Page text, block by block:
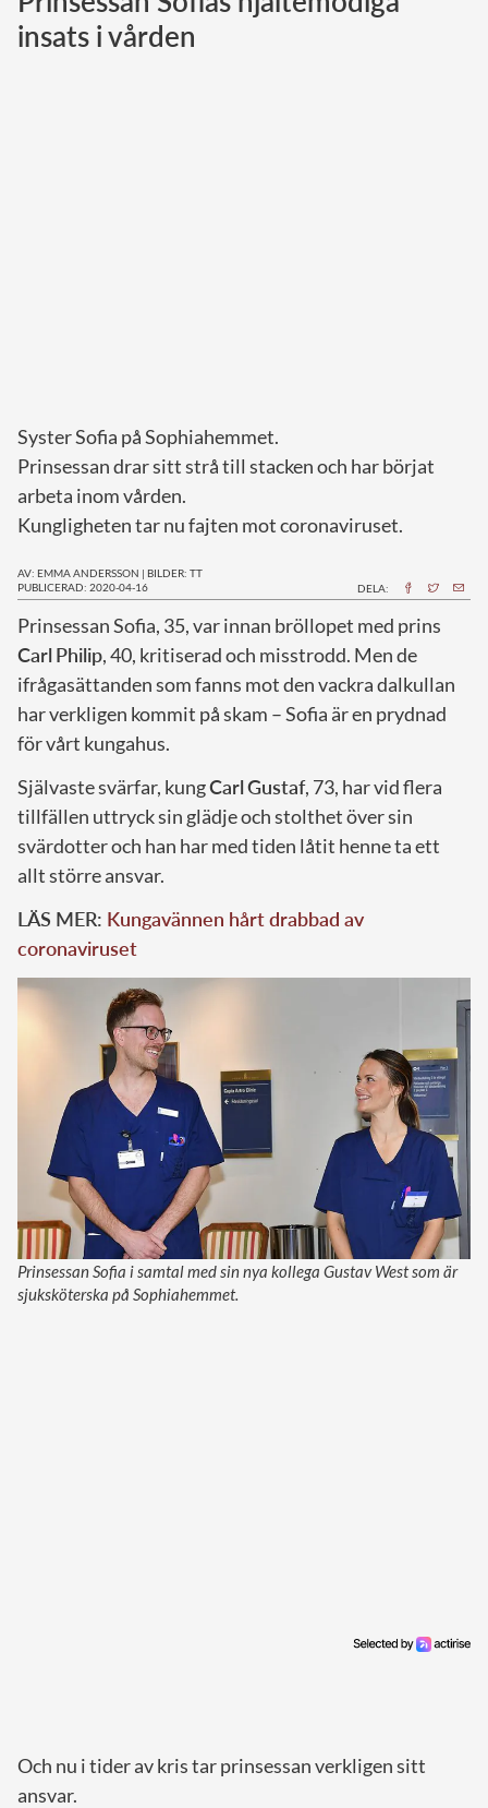
Norska kungahuset
insats i vården
Syster Sofia på Sophiahemmet.
Prinsessan drar sitt strå till stacken och har börjat
arbeta inom vården.
Kungligheten tar nu fajten mot coronaviruset.
AV: EMMA ANDERSSON | BILDER: TT
PUBLICERAD: 2020-04-16
DELA:
Prinsessan Sofia, 35, var innan bröllopet med prins
CarlPhilip, 40, kritiserad och misstrodd. Men de
ifrågasättanden som fanns mot den vackra dalkullan
har verkligen kommit på skam – Sofia är en prydnad
för vårt kungahus.
Självaste svärfar, kungCarlGustaf, 73, har vid flera
tillfällen uttryck sin glädje och stolthet över sin
svärdotter och han har med tiden låtit henne ta ett
allt större ansvar.
LÄS MER: Kungavännen hårt drabbad av
coronaviruset
Prinsessan Sofia i samtal med sin nya kollega Gustav West som är
sjuksköterska på Sophiahemmet.
Och nu i tider av kris tar prinsessan verkligen sitt
ansvar.